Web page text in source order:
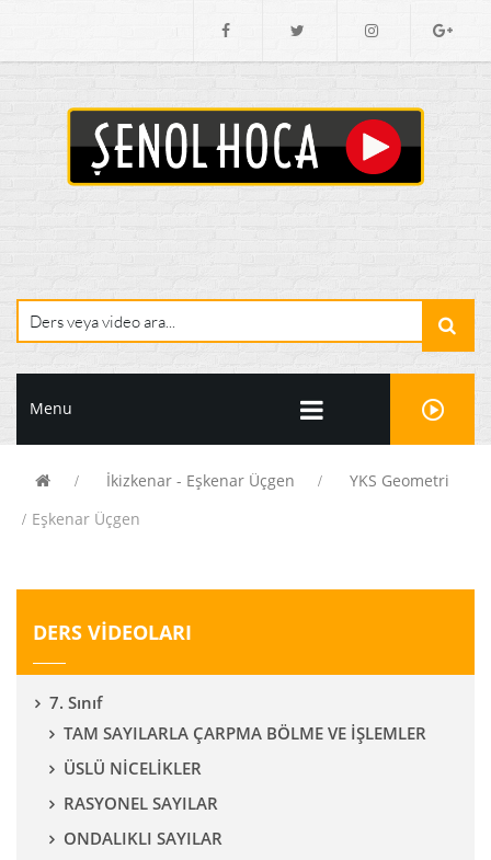
Menu
İkizkenar - Eşkenar Üçgen
YKS Geometri
Eşkenar Üçgen
DERS VİDEOLARI
7. Sınıf
TAM SAYILARLA ÇARPMA BÖLME VE İŞLEMLER
ÜSLÜ NİCELİKLER
RASYONEL SAYILAR
ONDALIKLI SAYILAR